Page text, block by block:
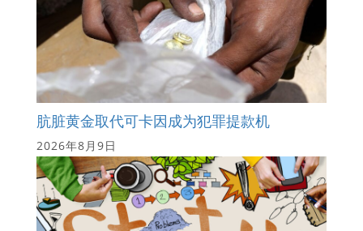
肮脏黄金取代可卡因成为犯罪提款机
2026年8月9日